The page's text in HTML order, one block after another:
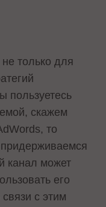
только для
пользуетесь
скажем
то
канал может
его
с этим